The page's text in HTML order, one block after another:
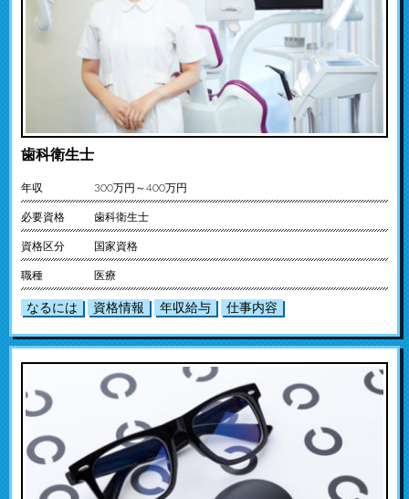
歯科衛生士
年収 300万円～400万円
必要資格 歯科衛生士
資格区分 国家資格
職種 医療
なるには 資格情報 年収給与 仕事内容